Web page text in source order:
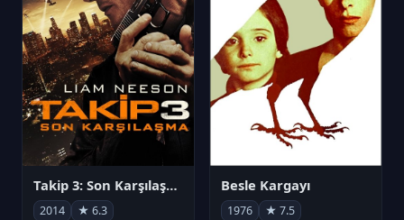
Takip 3: Son Karşılaşma
2014 ★ 6.3
Besle Kargayı
1976 ★ 7.5